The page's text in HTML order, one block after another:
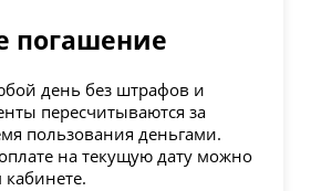
погашение
день без штрафов и
пересчитываются за
пользования деньгами.
на текущую дату можно